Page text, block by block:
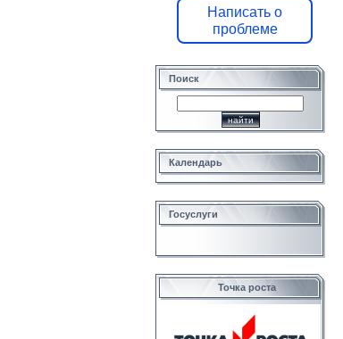
Написать о
проблеме
Поиск
Календарь
Госуслуги
Точка роста